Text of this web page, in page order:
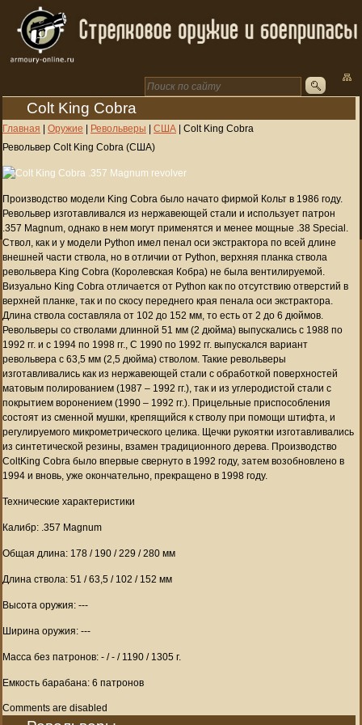
Colt King Cobra
Главная | Оружие | Револьверы | США | Colt King Cobra
Револьвер Colt King Cobra (США)
Производство модели King Cobra было начато фирмой Кольт в 1986 году.
Револьвер изготавливался из нержавеющей стали и использует патрон
.357 Magnum, однако в нем могут применятся и менее мощные .38 Special.
Ствол, как и у модели Python имел пенал оси экстрактора по всей длине
внешней части ствола, но в отличии от Python, верхняя планка ствола
револьвера King Cobra (Королевская Кобра) не была вентилируемой.
Визуально King Cobra отличается от Python как по отсутствию отверстий в
верхней планке, так и по скосу переднего края пенала оси экстрактора.
Длина ствола составляла от 102 до 152 мм, то есть от 2 до 6 дюймов.
Револьверы со стволами длинной 51 мм (2 дюйма) выпускались с 1988 по
1992 гг. и с 1994 по 1998 гг., С 1990 по 1992 гг. выпускался вариант
револьвера с 63,5 мм (2,5 дюйма) стволом. Такие револьверы
изготавливались как из нержавеющей стали с обработкой поверхностей
матовым полированием (1987 – 1992 гг.), так и из углеродистой стали с
покрытием воронением (1990 – 1992 гг.). Прицельные приспособления
состоят из сменной мушки, крепящийся к стволу при помощи штифта, и
регулируемого микрометрического целика. Щечки рукоятки изготавливались
из синтетической резины, взамен традиционного дерева. Производство
ColtKing Cobra было впервые свернуто в 1992 году, затем возобновлено в
1994 и вновь, уже окончательно, прекращено в 1998 году.
Технические характеристики
Калибр: .357 Magnum
Общая длина: 178 / 190 / 229 / 280 мм
Длина ствола: 51 / 63,5 / 102 / 152 мм
Высота оружия: ---
Ширина оружия: ---
Масса без патронов: - / - / 1190 / 1305 г.
Емкость барабана: 6 патронов
Comments are disabled